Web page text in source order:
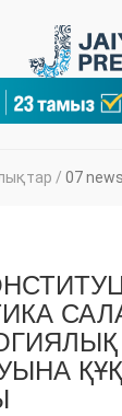
/ 07 news